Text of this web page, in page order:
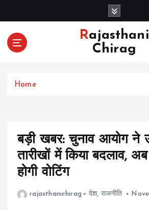
o
Rajasthani
Chirag
Home
बड़ी खबर: चुनाव आयोग ने
तारीखों में किया बदलाव,
होगी वोटिंग
rajasthanichirag देश, राजनीति